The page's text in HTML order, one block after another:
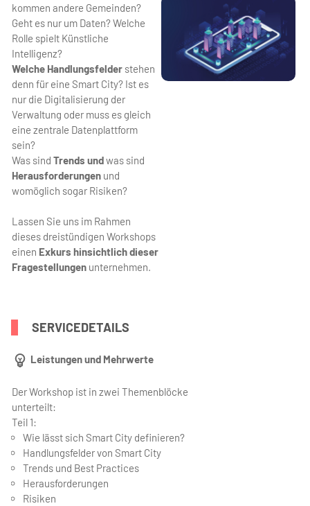
kommen andere Gemeinden?
Geht es nur um Daten? Welche
Rolle spielt Künstliche
Intelligenz?
Welche Handlungsfelder stehen
denn für eine Smart City? Ist es
nur die Digitalisierung der
Verwaltung oder muss es gleich
eine zentrale Datenplattform
sein?
Was sind Trends undwas sind
Herausforderungen und
womöglich sogar Risiken?
Lassen Sie uns im Rahmen
dieses dreistündigen Workshops
einen Exkurs hinsichtlich dieser
Fragestellungen unternehmen.
SERVICEDETAILS
Leistungen und Mehrwerte
Der Workshop ist in zwei Themenblöcke
unterteilt:
Teil 1:
Wie lässt sich Smart City definieren?
Handlungsfelder von Smart City
Trends und Best Practices
Herausforderungen
Risiken